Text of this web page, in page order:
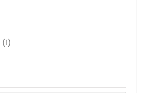
(1)